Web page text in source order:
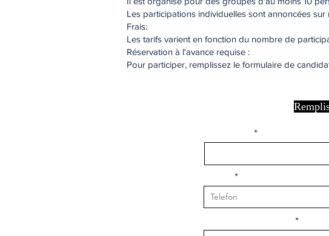
Les participations individuelles sont annoncées
Frais:
Les tarifs varient en fonction du nombre de
Réservation à l'avance requise :
Pour participer, remplissez le formulaire de